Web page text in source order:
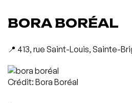
BORA BORÉAL
📍 413, rue Saint-Louis, Sainte-
Crédit: Bora Boréal